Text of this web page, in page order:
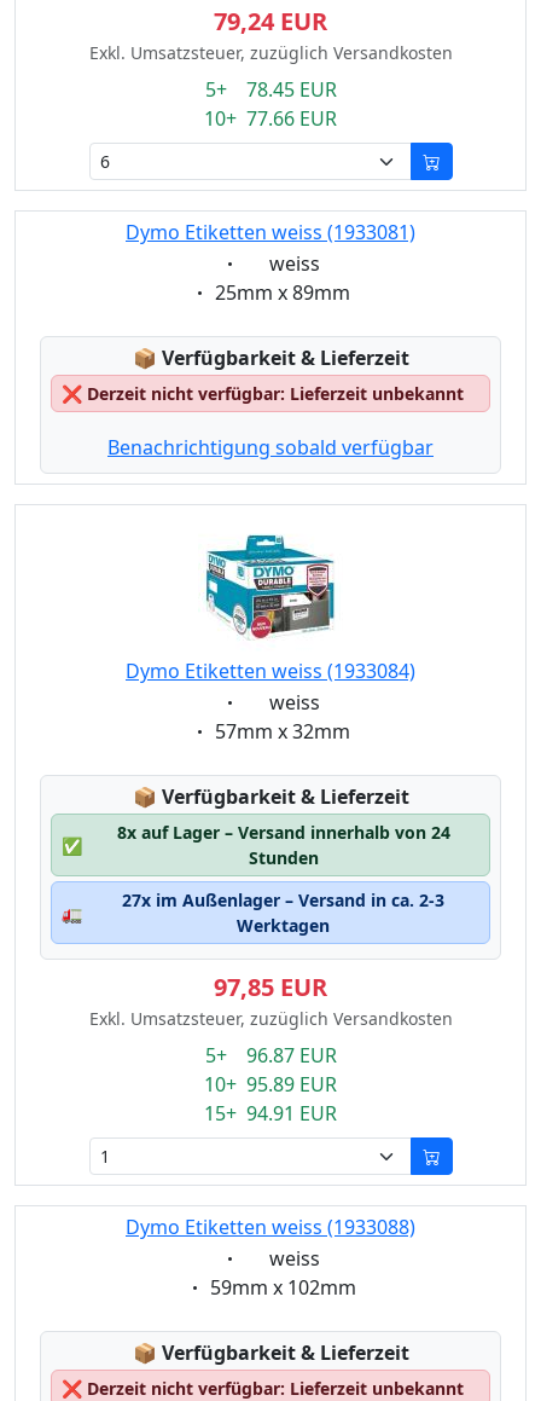
79,24 EUR
Exkl. Umsatzsteuer, zuzüglich Versandkosten
5+ 78.45 EUR
10+ 77.66 EUR
Dymo Etiketten weiss (1933081)
Eigenschaft:
weiss
Eigenschaft:
25mm x 89mm
📦 Lagerstatus:
Verfügbarkeit & Lieferzeit
❌ Derzeit nicht verfügbar: Lieferzeit unbekannt
Benachrichtigung sobald verfügbar
Dymo Etiketten weiss (1933084)
Eigenschaft:
weiss
Eigenschaft:
57mm x 32mm
📦 Lagerstatus:
Verfügbarkeit & Lieferzeit
✅
8x auf Lager – Versand innerhalb von 24
Stunden
🚛
27x im Außenlager – Versand in ca. 2-3
Werktagen
97,85 EUR
Exkl. Umsatzsteuer, zuzüglich Versandkosten
5+ 96.87 EUR
10+ 95.89 EUR
15+ 94.91 EUR
Dymo Etiketten weiss (1933088)
Eigenschaft:
weiss
Eigenschaft:
59mm x 102mm
📦 Lagerstatus:
Verfügbarkeit & Lieferzeit
❌ Derzeit nicht verfügbar: Lieferzeit unbekannt